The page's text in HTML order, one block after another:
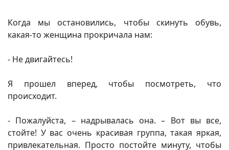
Когда мы остановились, чтобы скинуть обувь,
какая-то женщина прокричала нам:
- Не двигайтесь!
Я прошел вперед, чтобы посмотреть, что
происходит.
- Пожалуйста, – надрывалась она. – Вот вы все,
стойте! У вас очень красивая группа, такая яркая,
привлекательная. Просто постойте минуту, чтобы